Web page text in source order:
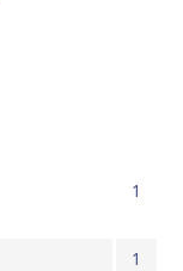
1
1